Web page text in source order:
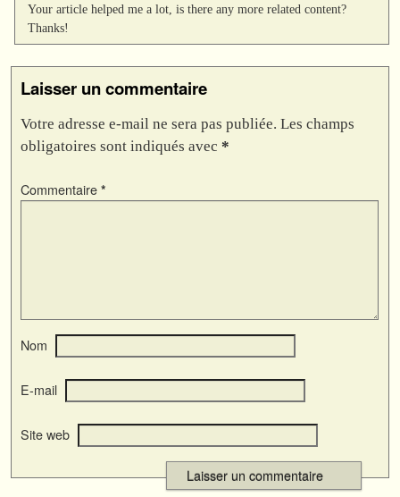
Your article helped me a lot, is there any more related content?
Thanks!
Laisser un commentaire
Votre adresse e-mail ne sera pas publiée. Les champs
obligatoires sont indiqués avec *
Commentaire *
Nom
E-mail
Site web